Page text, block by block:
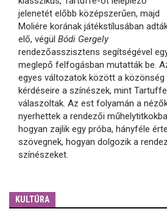
jelenetét előbb középszerűen, majd
Moliére korának játékstílusában
elő, végül Bódi Gergely
rendezőasszisztens segítségével
meglepő felfogásban mutatták be.
egyes változatok között a közönség
kérdéseire a színészek, mint
válaszoltak. Az est folyamán a
nyerhettek a rendezői
hogyan zajlik egy próba, hányféle
szövegnek, hogyan dolgozik a
színészeket.
KULTÚRA